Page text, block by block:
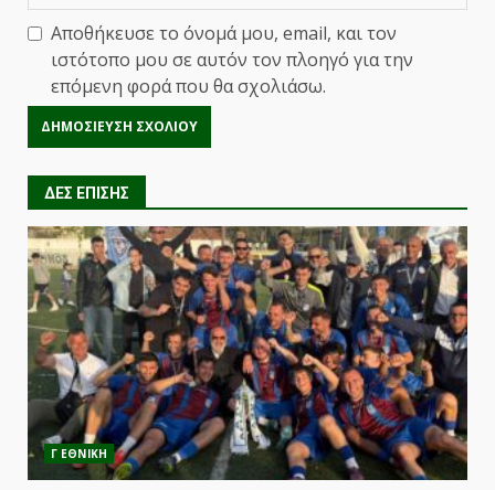
Αποθήκευσε το όνομά μου, email, και τον
ιστότοπο μου σε αυτόν τον πλοηγό για την
επόμενη φορά που θα σχολιάσω.
ΔΕΣ ΕΠΙΣΗΣ
Γ ΕΘΝΙΚΗ